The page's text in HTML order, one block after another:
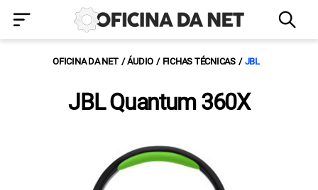
OFICINA DA NET ÁUDIO FICHAS TÉCNICAS JBL
JBL Quantum 360X